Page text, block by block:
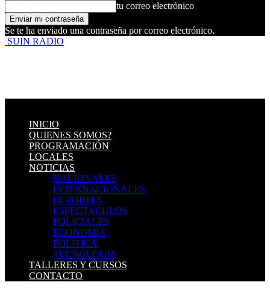
tu correo electrónico
Se te ha enviado una contraseña por correo electrónico.
SUIN RADIO
INICIO
QUIENES SOMOS?
PROGRAMACIÓN
LOCALES
NOTICIAS
NACIONALES
INTERNACIONALES
DEPORTES
ESPECTACULOS
POLICIALES
ECONOMIA
POLITICA
TECNOLOGIA
TALLERES Y CURSOS
CONTACTO